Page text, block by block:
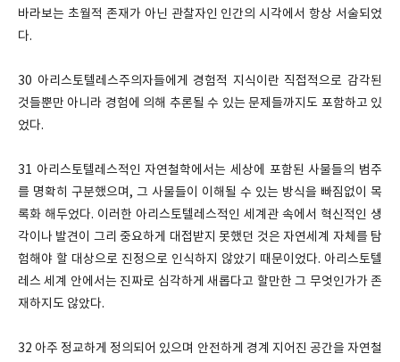
바라보는 초월적 존재가 아닌 관찰자인 인간의 시각에서 항상 서술되었
다.
30 아리스토텔레스주의자들에게 경험적 지식이란 직접적으로 감각된
것들뿐만 아니라 경험에 의해 추론될 수 있는 문제들까지도 포함하고 있
었다.
31 아리스토텔레스적인 자연철학에서는 세상에 포함된 사물들의 범주
를 명확히 구분했으며, 그 사물들이 이해될 수 있는 방식을 빠짐없이 목
록화 해두었다. 이러한 아리스토텔레스적인 세계관 속에서 혁신적인 생
각이나 발견이 그리 중요하게 대접받지 못했던 것은 자연세계 자체를 탐
험해야 할 대상으로 진정으로 인식하지 않았기 때문이었다. 아리스토텔
레스 세계 안에서는 진짜로 심각하게 새롭다고 할만한 그 무엇인가가 존
재하지도 않았다.
32 아주 정교하게 정의되어 있으며 안전하게 경계 지어진 공간을 자연철